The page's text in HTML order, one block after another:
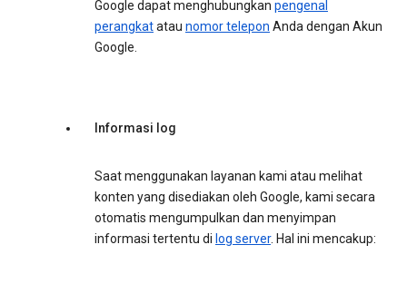
Google dapat menghubungkan pengenal
perangkatatau nomor telepon Anda dengan Akun
Google.
Informasi log
Saat menggunakan layanan kami atau melihat
konten yang disediakan oleh Google, kami secara
otomatis mengumpulkan dan menyimpan
informasi tertentu di log server. Hal ini mencakup: